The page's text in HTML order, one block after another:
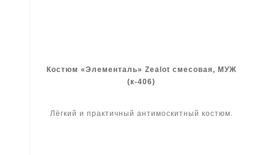
Костюм «Элементаль» Zealot смесовая, МУЖ
(к-406)
Лёгкий и практичный антимоскитный костюм.